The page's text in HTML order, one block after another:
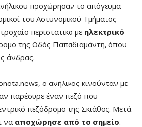
προχώρησαν το απόγευμα
του Αστυνομικού Τμήματος
περιστατικό με ηλεκτρικό
της Οδός Παπαδιαμάντη, όπου
άνδρας.
ο ανήλικος κινούνταν με
παρέσυρε έναν πεζό που
πεζόδρομο της Σκιάθος. Μετά
να αποχώρησε από το σημείο.